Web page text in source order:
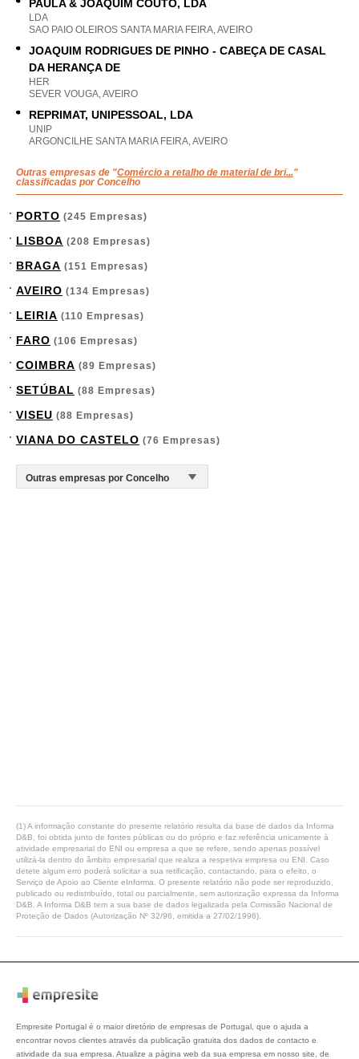
PAULA & JOAQUIM COUTO, LDA
LDA
SAO PAIO OLEIROS SANTA MARIA FEIRA, AVEIRO
JOAQUIM RODRIGUES DE PINHO - CABEÇA DE CASAL
DA HERANÇA DE
HER
SEVER VOUGA, AVEIRO
REPRIMAT, UNIPESSOAL, LDA
UNIP
ARGONCILHE SANTA MARIA FEIRA, AVEIRO
Outras empresas de "Comércio a retalho de material de bri..."
classificadas por Concelho
PORTO (245 Empresas)
LISBOA (208 Empresas)
BRAGA (151 Empresas)
AVEIRO (134 Empresas)
LEIRIA (110 Empresas)
FARO (106 Empresas)
COIMBRA (89 Empresas)
SETÚBAL (88 Empresas)
VISEU (88 Empresas)
VIANA DO CASTELO (76 Empresas)
(1) A informação constante do presente relatório resulta da base de dados da Informa
D&B, foi obtida junto de fontes públicas ou do próprio e faz referência unicamente à
atividade empresarial do ENI ou empresa a que se refere, sendo apenas possível
utilizá-la dentro do âmbito empresarial que realiza a respetiva empresa ou ENI. Caso
detete algum erro poderá solicitar a sua retificação, contactando, para o efeito, o
Serviço de Apoio ao Cliente eInforma. O presente relatório não pode ser reproduzido,
publicado ou redistribuído, total ou parcialmente, sem autorização expressa da Informa
D&B. A Informa D&B tem a sua base de dados legalizada pela Comissão Nacional de
Proteção de Dados (Autorização Nº 32/96, emitida a 27/02/1996).
Empresite Portugal é o maior diretório de empresas de Portugal, que o ajuda a
encontrar novos clientes através da publicação gratuita dos dados de contacto e
atividade da sua empresa. Atualize a página web da sua empresa em nosso site, de